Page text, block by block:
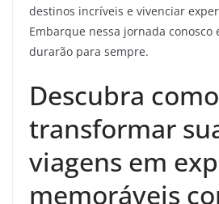
destinos incríveis e vivenciar
Embarque nessa jornada conosco
durarão para sempre.
Descubra como
transformar
viagens em
memoráveis